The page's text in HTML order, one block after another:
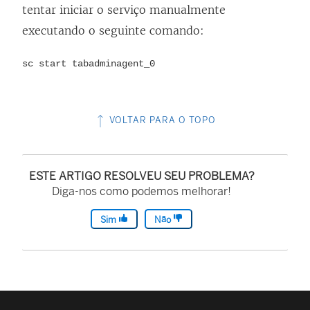
tentar iniciar o serviço manualmente
executando o seguinte comando:
sc start tabadminagent_0
VOLTAR PARA O TOPO
ESTE ARTIGO RESOLVEU SEU PROBLEMA?
Diga-nos como podemos melhorar!
Sim Não